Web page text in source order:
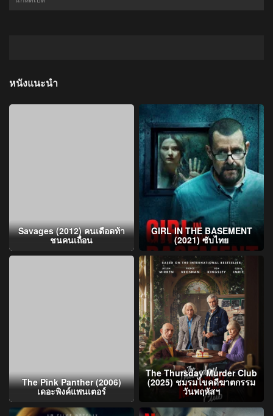
หนังแนะนำ
Savages (2012) คนเดือดท้า
ชนคนเถื่อน
GIRL IN THE BASEMENT
(2021) ซับไทย
The Pink Panther (2006)
เดอะพิงค์แพนเตอร์
The Thursday Murder Club
(2025) ชมรมไขคดีฆาตกรรม
วันพฤหัสฯ